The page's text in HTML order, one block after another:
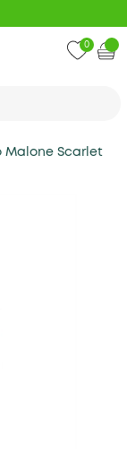
0
Malone Scarlet